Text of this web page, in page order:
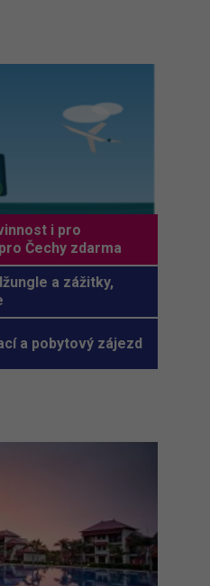
i pro
Čechy zdarma
a zážitky,
a pobytový zájezd